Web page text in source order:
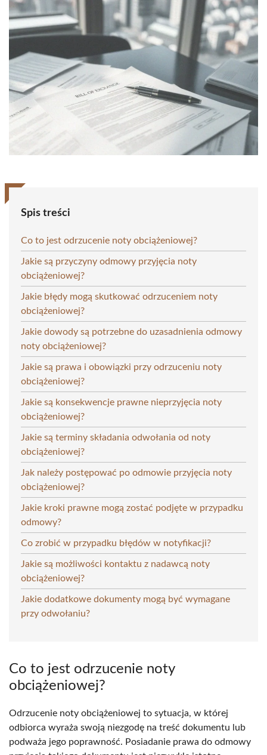
Spis treści
Co to jest odrzucenie noty obciążeniowej?
Jakie są przyczyny odmowy przyjęcia noty
obciążeniowej?
Jakie błędy mogą skutkować odrzuceniem noty
obciążeniowej?
Jakie dowody są potrzebne do uzasadnienia odmowy
noty obciążeniowej?
Jakie są prawa i obowiązki przy odrzuceniu noty
obciążeniowej?
Jakie są konsekwencje prawne nieprzyjęcia noty
obciążeniowej?
Jakie są terminy składania odwołania od noty
obciążeniowej?
Jak należy postępować po odmowie przyjęcia noty
obciążeniowej?
Jakie kroki prawne mogą zostać podjęte w przypadku
odmowy?
Co zrobić w przypadku błędów w notyfikacji?
Jakie są możliwości kontaktu z nadawcą noty
obciążeniowej?
Jakie dodatkowe dokumenty mogą być wymagane
przy odwołaniu?
Co to jest odrzucenie noty
obciążeniowej?
Odrzucenie noty obciążeniowej to sytuacja, w której
odbiorca wyraża swoją niezgodę na treść dokumentu lub
podważa jego poprawność. Posiadanie prawa do odmowy